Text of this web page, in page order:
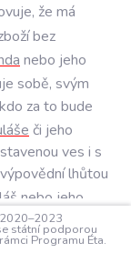
, že má
bez
nebo jeho
sobě, svým
kdo za to bude
či jeho
ves i s
výpovědnílhůtou
nebo jeho
vrátit
žemá Mikuláš
státní podporou
Programu Éta.